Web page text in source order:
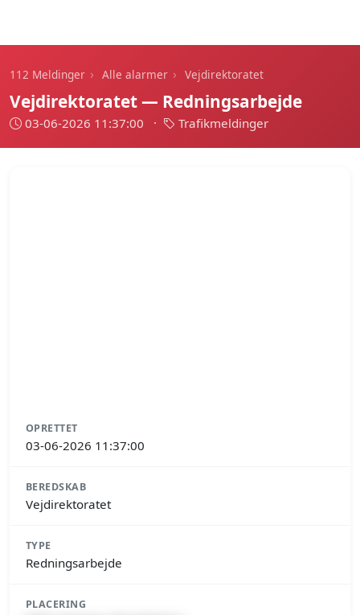
112 Meldinger › Alle alarmer › Vejdirektoratet
Vejdirektoratet — Redningsarbejde
03-06-2026 11:37:00 · Trafikmeldinger
OPRETTET
03-06-2026 11:37:00
BEREDSKAB
Vejdirektoratet
TYPE
Redningsarbejde
PLACERING